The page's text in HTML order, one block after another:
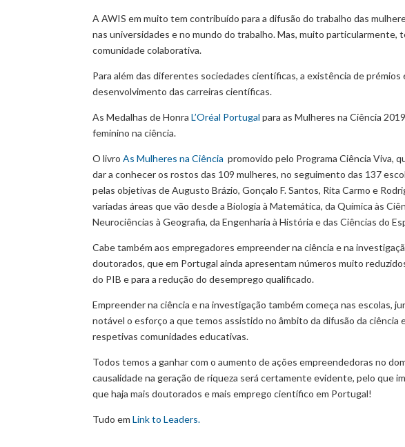
A AWIS em muito tem contribuído para a difusão do trabalho das
nas universidades e no mundo do trabalho. Mas, muito particularmente,
comunidade colaborativa.
Para além das diferentes sociedades científicas, a existência de
desenvolvimento das carreiras científicas.
As Medalhas de HonraL’Oréal Portugal para as Mulheres na Ciência
feminino na ciência.
O livroAs Mulheres na Ciência promovido pelo Programa Ciência Viva,
dar a conhecer os rostos das 109 mulheres, no seguimento das 137
pelas objetivas de Augusto Brázio, Gonçalo F. Santos, Rita Carmo e
variadas áreas que vão desde a Biologia à Matemática, da Química às
Neurociências à Geografia, da Engenharia à História e das Ciências do
Cabe também aos empregadores empreender na ciência e na
doutorados, que em Portugal ainda apresentam números muito
do PIB e para a redução do desemprego qualificado.
Empreender na ciência e na investigação também começa nas escolas,
notável o esforço a que temos assistido no âmbito da difusão da
respetivas comunidades educativas.
Todos temos a ganhar com o aumento de ações empreendedoras no
causalidade na geração de riqueza será certamente evidente, pelo que
que haja mais doutorados e mais emprego científico em Portugal!
Tudo em Link to Leaders.